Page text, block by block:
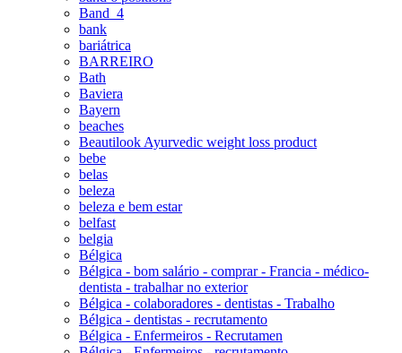
Band_4
bank
bariátrica
BARREIRO
Bath
Baviera
Bayern
beaches
Beautilook Ayurvedic weight loss product
bebe
belas
beleza
beleza e bem estar
belfast
belgia
Bélgica
Bélgica - bom salário - comprar - Francia - médico-
dentista - trabalhar no exterior
Bélgica - colaboradores - dentistas - Trabalho
Bélgica - dentistas - recrutamento
Bélgica - Enfermeiros - Recrutamen